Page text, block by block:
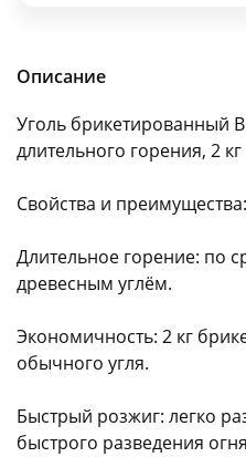
Описание
Уголь брикетированный
длительного горения, 2 кг
Свойства и преимущества:
Длительное горение: по
древесным углём.
Экономичность: 2 кг
обычного угля.
Быстрый розжиг: легко
быстрого разведения